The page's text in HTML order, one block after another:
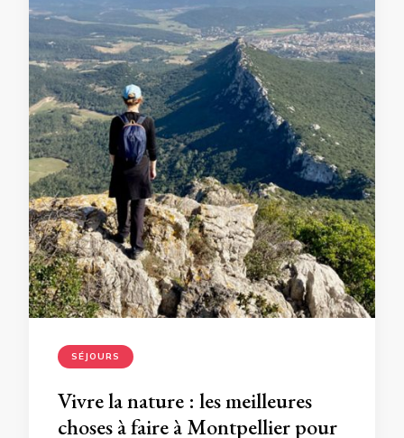
SÉJOURS
Vivre la nature : les meilleures
choses à faire à Montpellier pour